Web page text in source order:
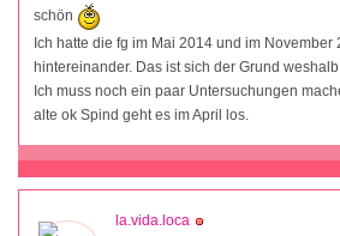
schön
Ich hatte die fg im Mai 2014 und im November
hintereinander. Das ist sich der Grund
Ich muss noch ein paar Untersuchungen
alte ok Spind geht es im April los.
la.vida.loca